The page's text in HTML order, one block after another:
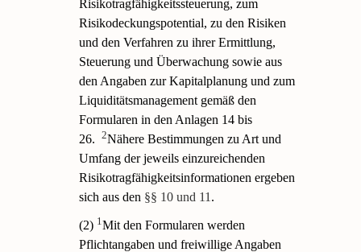
Risikotragfähigkeitssteuerung, zum
Risikodeckungspotential, zu den Risiken
und den Verfahren zu ihrer Ermittlung,
Steuerung und Überwachung sowie aus
den Angaben zur Kapitalplanung und zum
Liquiditätsmanagement gemäß den
Formularen in den Anlagen 14 bis
26.
2Nähere Bestimmungen zu Art und
Umfang der jeweils einzureichenden
Risikotragfähigkeitsinformationen ergeben
sich aus den §§ 10 und 11 .
(2) 1Mit den Formularen werden
Pflichtangaben und freiwillige Angaben